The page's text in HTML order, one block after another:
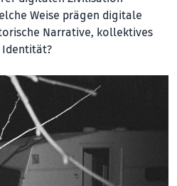
Weise prägen digitale
Narrative, kollektives
Identität?